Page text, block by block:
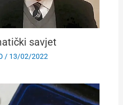
savjet
/ 13/02/2022